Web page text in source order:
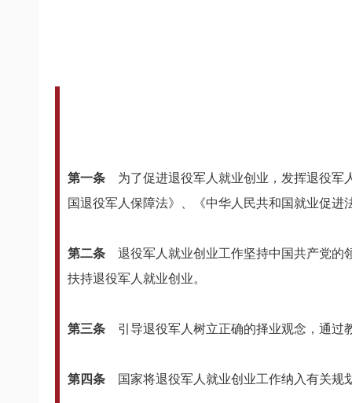
第一条 为了促进退役军人就业创业，发挥退役军
国退役军人保障法》、《中华人民共和国就业促进
第二条 退役军人就业创业工作坚持中国共产党的
扶持退役军人就业创业。
第三条 引导退役军人树立正确的择业观念，通过
第四条 国家将退役军人就业创业工作纳入有关规